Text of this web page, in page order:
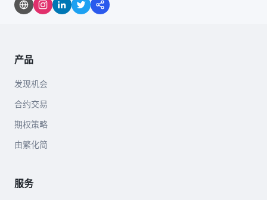
产品
发现机会
合约交易
期权策略
由繁化简
服务